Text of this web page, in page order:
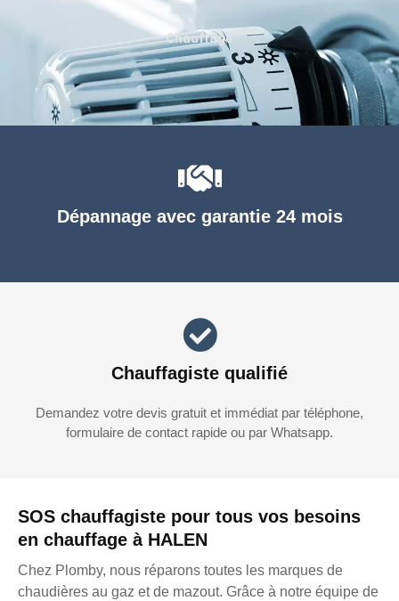
SOS chauffagiste pour tous vos besoins
en chauffage à HALEN
Chez Plomby, nous réparons toutes les marques de
chaudières au gaz et de mazout. Grâce à notre équipe de
Dépannage avec garantie 24 mois
Chauffagiste qualifié
Demandez votre devis gratuit et immédiat par téléphone,
formulaire de contact rapide ou par Whatsapp.
Chauffage